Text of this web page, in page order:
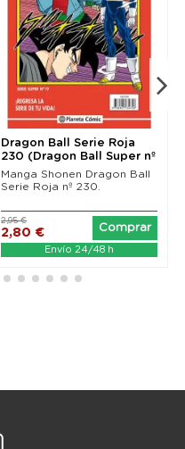
Dragon Ball Serie Roja
230 (Dragon Ball Super nº
19)
Manga Shonen Dragon Ball
Serie Roja nº 230.
2,80 €
2,95 €
Comprar
Envío 24/48 h